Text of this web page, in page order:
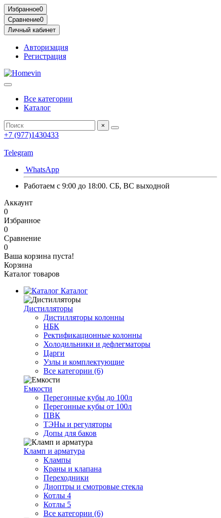
Избранное0
Сравнение0
Личный кабинет
Авторизация
Регистрация
Все категории
Каталог
×
+7 (977)1430433
Telegram
WhatsApp
Работаем с 9:00 до 18:00. СБ, ВС выходной
Аккаунт
0
Избранное
0
Сравнение
0
Ваша корзина пуста!
Корзина
Каталог товаров
Каталог
Дистилляторы
Дистилляторы колонны
НБК
Ректификационные колонны
Холодильники и дефлегматоры
Царги
Узлы и комплектующие
Все категории (6)
Емкости
Перегонные кубы до 100л
Перегонные кубы от 100л
ПВК
ТЭНы и регуляторы
Допы для баков
Кламп и арматура
Клампы
Краны и клапана
Переходники
Диоптры и смотровые стекла
Котлы 4
Котлы 5
Все категории (6)